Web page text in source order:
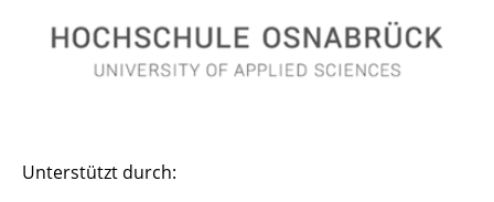
Unterstützt durch: